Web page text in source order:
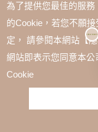
Wasabi Bear X
為了提供您最佳的服
的Cookie，若您不願接
定， 請參閱本網站【
網站即表示您同意本公
Cookie